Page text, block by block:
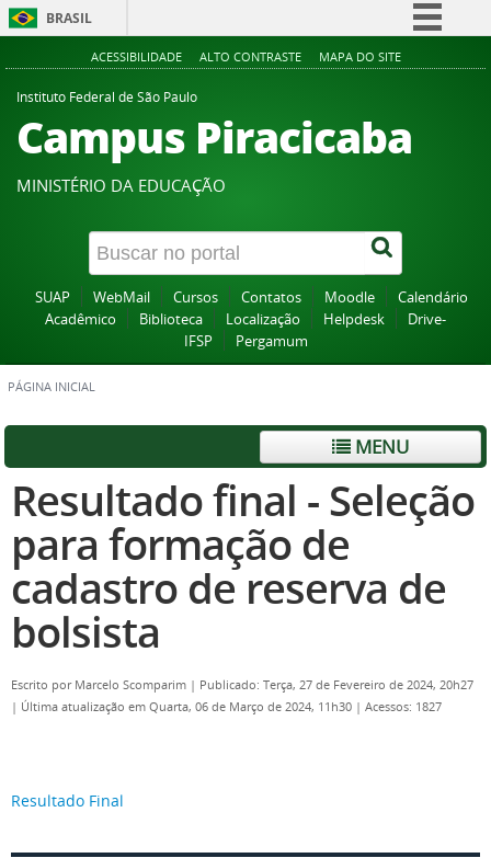
BRASIL
Simplifique!
Participe
Acesso à informação
Canais
ACESSIBILIDADE ALTO CONTRASTE MAPA DO SITE
Instituto Federal de São Paulo
Campus Piracicaba
MINISTÉRIO DA EDUCAÇÃO
SUAP WebMail Cursos Contatos Moodle
Calendário
Acadêmico
Biblioteca Localização Helpdesk
Drive-
IFSP
Pergamum
PÁGINA INICIAL
MENU
Resultado final - Seleção
para formação de
cadastro de reserva de
bolsista
Escrito por Marcelo Scomparim | Publicado: Terça, 27 de Fevereiro de 2024, 20h27
| Última atualização em Quarta, 06 de Março de 2024, 11h30 | Acessos: 1827
Resultado Final